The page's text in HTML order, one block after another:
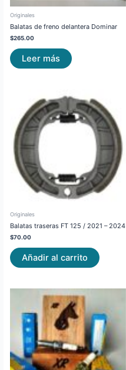
Originales
Balatas de freno delantera Dominar
$265.00
Leer más
Originales
Balatas traseras FT 125 / 2021 – 2024
$70.00
Añadir al carrito